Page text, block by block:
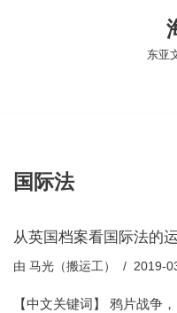
东亚
国际法
从英国档案看国际法的
由 马光（搬运工） 2019-
【中文关键词】 鸦片战争